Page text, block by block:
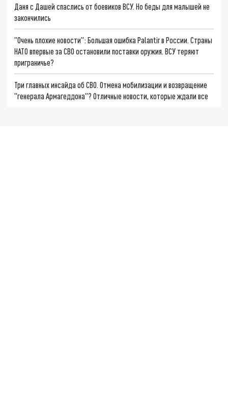
Даня с Дашей спаслись от боевиков ВСУ. Но беды для малышей не
закончились
"Очень плохие новости": Большая ошибка Palantir в России. Страны
НАТО впервые за СВО остановили поставки оружия. ВСУ теряют
приграничье?
Три главных инсайда об СВО. Отмена мобилизации и возвращение
"генерала Армагеддона"? Отличные новости, которые ждали все